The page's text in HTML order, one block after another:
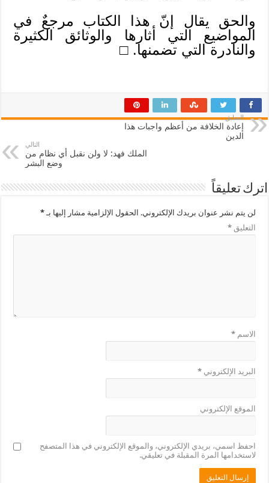
والحق يقال إنّ هذا الكتاب مرجعٌ في
المواضيع التي أثارها والوثائق الكثيرة
والنادرة التي تضمنها. □
السابق
إعادة الخلافة من أعظم واجبات هذا
الدين
التالي
الملك فهد: لا ولن نقبل أي نظام من
وضع البشر
اترك تعليقاً
لن يتم نشر عنوان بريدك الإلكتروني. الحقول الإلزامية مشار إليها بـ*
التعليق*
الاسم*
البريد الإلكتروني*
الموقع الإلكتروني
احفظ اسمي، بريدي الإلكتروني، والموقع الإلكتروني في هذا المتصفح
لاستخدامها المرة المقبلة في تعليقي.